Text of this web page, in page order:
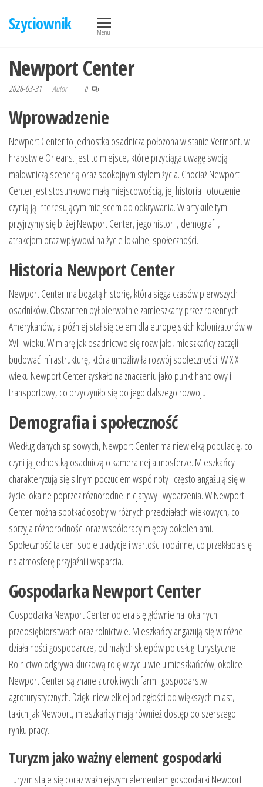
Szyciownik Menu
Newport Center
2026-03-31 Autor 0
Wprowadzenie
Newport Center to jednostka osadnicza położona w stanie Vermont, w
hrabstwie Orleans. Jest to miejsce, które przyciąga uwagę swoją
malowniczą scenerią oraz spokojnym stylem życia. Chociaż Newport
Center jest stosunkowo małą miejscowością, jej historia i otoczenie
czynią ją interesującym miejscem do odkrywania. W artykule tym
przyjrzymy się bliżej Newport Center, jego historii, demografii,
atrakcjom oraz wpływowi na życie lokalnej społeczności.
Historia Newport Center
Newport Center ma bogatą historię, która sięga czasów pierwszych
osadników. Obszar ten był pierwotnie zamieszkany przez rdzennych
Amerykanów, a później stał się celem dla europejskich kolonizatorów w
XVIII wieku. W miarę jak osadnictwo się rozwijało, mieszkańcy zaczęli
budować infrastrukturę, która umożliwiła rozwój społeczności. W XIX
wieku Newport Center zyskało na znaczeniu jako punkt handlowy i
transportowy, co przyczyniło się do jego dalszego rozwoju.
Demografia i społeczność
Według danych spisowych, Newport Center ma niewielką populację, co
czyni ją jednostką osadniczą o kameralnej atmosferze. Mieszkańcy
charakteryzują się silnym poczuciem wspólnoty i często angażują się w
życie lokalne poprzez różnorodne inicjatywy i wydarzenia. W Newport
Center można spotkać osoby w różnych przedziałach wiekowych, co
sprzyja różnorodności oraz współpracy między pokoleniami.
Społeczność ta ceni sobie tradycje i wartości rodzinne, co przekłada się
na atmosferę przyjaźni i wsparcia.
Gospodarka Newport Center
Gospodarka Newport Center opiera się głównie na lokalnych
przedsiębiorstwach oraz rolnictwie. Mieszkańcy angażują się w różne
działalności gospodarcze, od małych sklepów po usługi turystyczne.
Rolnictwo odgrywa kluczową rolę w życiu wielu mieszkańców; okolice
Newport Center są znane z urokliwych farm i gospodarstw
agroturystycznych. Dzięki niewielkiej odległości od większych miast,
takich jak Newport, mieszkańcy mają również dostęp do szerszego
rynku pracy.
Turyzm jako ważny element gospodarki
Turyzm staje się coraz ważniejszym elementem gospodarki Newport